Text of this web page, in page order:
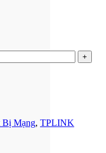
Bị Mạng, TPLINK